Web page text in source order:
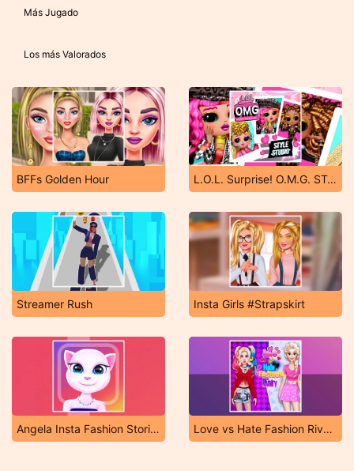
Más Jugado
Los más Valorados
BFFs Golden Hour L.O.L. Surprise! O.M.G. STyle Studio
Streamer Rush Insta Girls #Strapskirt
Angela Insta Fashion Stories Love vs Hate Fashion Rivalry